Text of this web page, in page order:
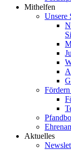
Mithelfen
Unsere
Aktuelles